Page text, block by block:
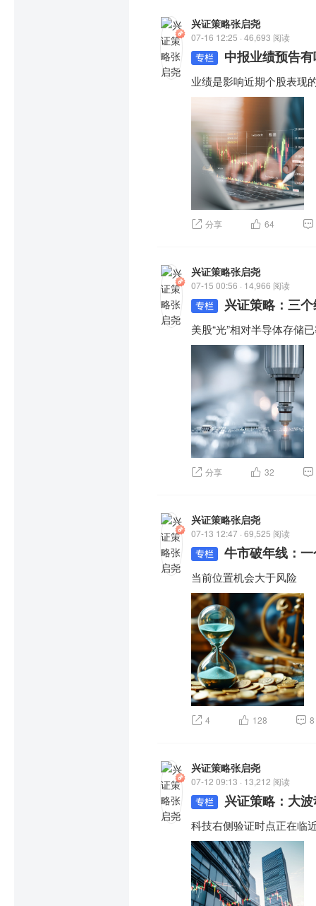
兴证策略张启尧
07-16 12:25 · 46,693 阅读
中报业绩预告
业绩是影响近期个股表现
分享 64
兴证策略张启尧
07-15 00:56 · 14,966 阅读
兴证策略：三
美股“光”相对半导体存储
分享 32
兴证策略张启尧
07-13 12:47 · 69,525 阅读
牛市破年线：
当前位置机会大于风险
4 128 8
兴证策略张启尧
07-12 09:13 · 13,212 阅读
兴证策略：大
科技右侧验证时点正在临